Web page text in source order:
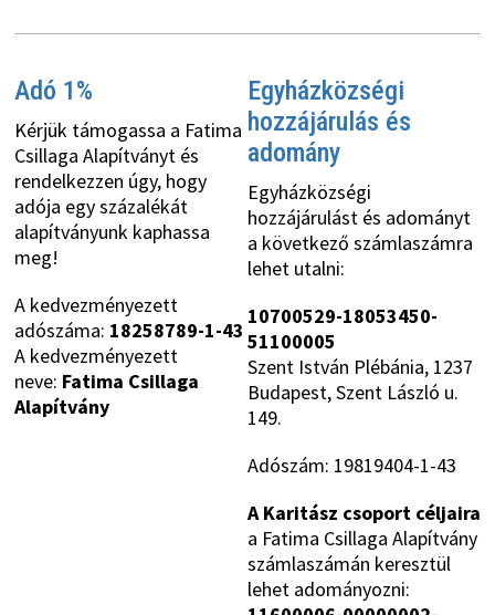
Adó 1%
Kérjük támogassa a Fatima
Csillaga Alapítványt és
rendelkezzen úgy, hogy
adója egy százalékát
alapítványunk kaphassa
meg!
A kedvezményezett
adószáma: 18258789-1-43
A kedvezményezett
neve: Fatima Csillaga
Alapítvány
Egyházközségi
hozzájárulás és
adomány
Egyházközségi
hozzájárulást és adományt
a következő számlaszámra
lehet utalni:
10700529-18053450-
51100005
Szent István Plébánia, 1237
Budapest, Szent László u.
149.
Adószám: 19819404-1-43
A Karitász csoport céljaira
a Fatima Csillaga Alapítvány
számlaszámán keresztül
lehet adományozni: